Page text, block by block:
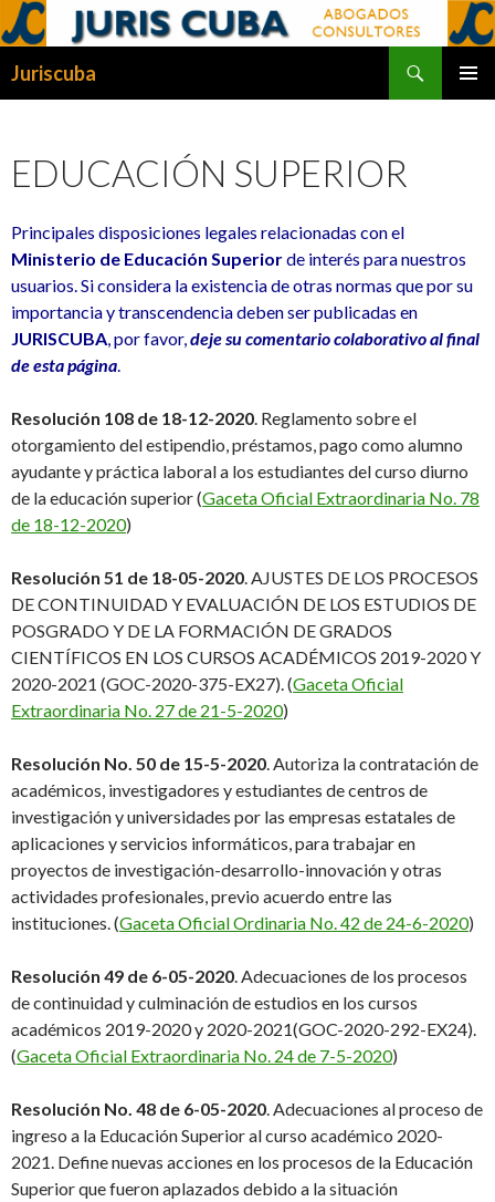
Juriscuba
EDUCACIÓN SUPERIOR
Principales disposiciones legales relacionadas con el
Ministerio de Educación Superiorde interés para nuestros
usuarios. Si considera la existencia de otras normas que por su
importancia y transcendencia deben ser publicadas en
JURISCUBA , por favor, deje su comentario colaborativoal final
de esta página
Resolución 108 de 18-12-2020 . Reglamento sobre el
otorgamiento del estipendio, préstamos, pago como alumno
ayudante y práctica laboral a los estudiantes del curso diurno
de la educación superior (Gaceta Oficial Extraordinaria No. 78
de 18-12-2020)
Resolución 51 de 18-05-2020 . AJUSTES DE LOS PROCESOS
DE CONTINUIDAD Y EVALUACIÓN DE LOS ESTUDIOS DE
POSGRADO Y DE LA FORMACIÓN DE GRADOS
CIENTÍFICOS EN LOS CURSOS ACADÉMICOS 2019-2020 Y
2020-2021 (GOC-2020-375-EX27). (Gaceta Oficial
Extraordinaria No. 27 de 21-5-2020)
Resolución No. 50 de 1 5-5-2020 Autoriza la contratación de
académicos, investigadores y estudiantes de centros de
investigación y universidades por las empresas estatales de
aplicaciones y servicios informáticos, para trabajar en
proyectos de investigación-desarrollo-innovación y otras
actividades profesionales, previo acuerdo entre las
instituciones. (Gaceta Oficial Ordinaria No. 42 de 24-6-2020)
Resolución 49 de 6-05-2020 . Adecuaciones de los procesos
de continuidad y culminación de estudios en los cursos
académicos 2019-2020 y 2020-2021(GOC-2020-292-EX24).
(Gaceta Oficial Extraordinaria No. 24 de 7-5-2020)
Resolución No. 48 de 6-05-2020 . Adecuaciones al proceso de
ingreso a la Educación Superior al curso académico 2020-
2021. Define nuevas acciones en los procesos de la Educación
Superior que fueron aplazados debido a la situación